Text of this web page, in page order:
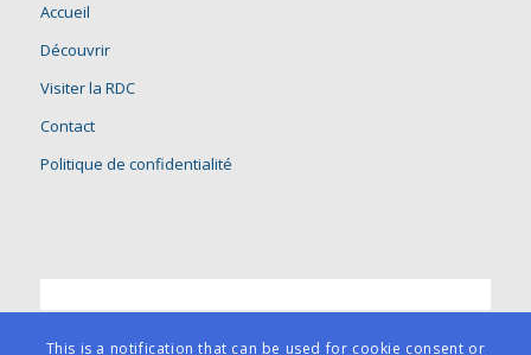
Accueil
Découvrir
Visiter la RDC
Contact
Politique de confidentialité
This is a notification that can be used for cookie consent or